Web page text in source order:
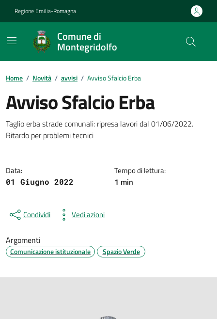
Regione Emilia-Romagna
Comune di
Montegridolfo
Contenuti in evidenza
Home / Novità / avvisi / Avviso Sfalcio Erba
Avviso Sfalcio Erba
Dettagli della notizia
Taglio erba strade comunali: ripresa lavori dal 01/06/2022.
Ritardo per problemi tecnici
Data:
01 Giugno 2022
Tempo di lettura:
1 min
Condividi Vedi azioni
Argomenti
Comunicazione istituzionale Spazio Verde